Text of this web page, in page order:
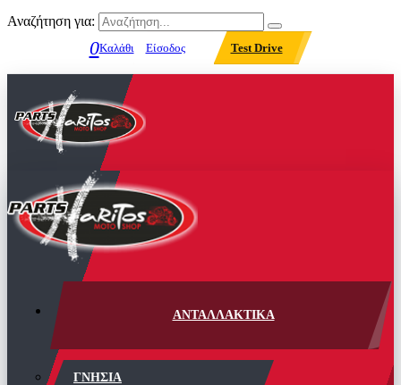
Αναζήτηση για:
0Καλάθι Είσοδος Test Drive
ΑΝΤΑΛΛΑΚΤΙΚΑ
ΓΝΗΣΙΑ